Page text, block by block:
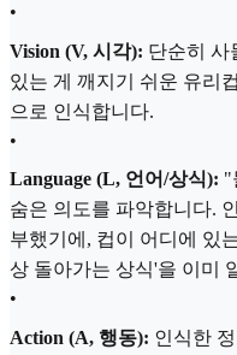
•
Vision (V, 시각): 단순히 사
있는 게 깨지기 쉬운 유리
으로 인식합니다.
•
Language (L, 언어/상식): "
숨은 의도를 파악합니다.
부했기에, 컵이 어디에 있
상 돌아가는 상식'을 이미
•
Action (A, 행동): 인식한